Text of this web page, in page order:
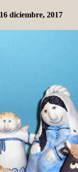
16 diciembre, 2017